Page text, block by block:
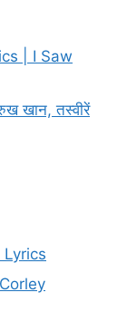
| I Saw
खान, तस्वीरें